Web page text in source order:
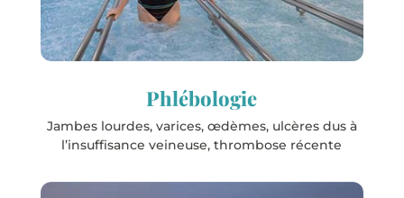
Phlébologie
Jambes lourdes, varices, œdèmes, ulcères dus à
l’insuffisance veineuse, thrombose récente
Rochefort
Saint-Paul-lès-Dax